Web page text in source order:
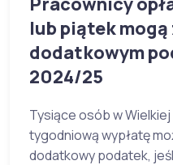
lub piątek
dodatkowym
2024/25
Tysiące osób w
tygodniową wypłatę
dodatkowy podatek,